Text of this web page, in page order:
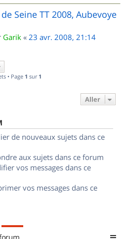
Seine TT 2008, Aubevoye
Garik « 23 avr. 2008, 21:14
• Page 1 sur 1
Aller
de nouveaux sujets dans ce
aux sujets dans ce forum
vos messages dans ce
vos messages dans ce